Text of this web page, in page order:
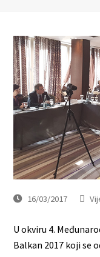
16/03/2017
U okviru 4.
Balkan 2017 koji se